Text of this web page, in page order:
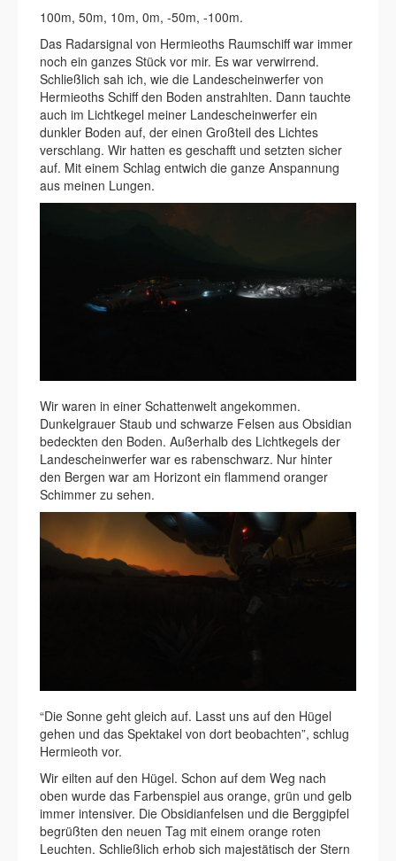
100m, 50m, 10m, 0m, -50m, -100m.
Das Radarsignal von Hermieoths Raumschiff war immer
noch ein ganzes Stück vor mir. Es war verwirrend.
Schließlich sah ich, wie die Landescheinwerfer von
Hermieoths Schiff den Boden anstrahlten. Dann tauchte
auch im Lichtkegel meiner Landescheinwerfer ein
dunkler Boden auf, der einen Großteil des Lichtes
verschlang. Wir hatten es geschafft und setzten sicher
auf. Mit einem Schlag entwich die ganze Anspannung
aus meinen Lungen.
Wir waren in einer Schattenwelt angekommen.
Dunkelgrauer Staub und schwarze Felsen aus Obsidian
bedeckten den Boden. Außerhalb des Lichtkegels der
Landescheinwerfer war es rabenschwarz. Nur hinter
den Bergen war am Horizont ein flammend oranger
Schimmer zu sehen.
“Die Sonne geht gleich auf. Lasst uns auf den Hügel
gehen und das Spektakel von dort beobachten”, schlug
Hermieoth vor.
Wir eilten auf den Hügel. Schon auf dem Weg nach
oben wurde das Farbenspiel aus orange, grün und gelb
immer intensiver. Die Obsidianfelsen und die Berggipfel
begrüßten den neuen Tag mit einem orange roten
Leuchten. Schließlich erhob sich majestätisch der Stern